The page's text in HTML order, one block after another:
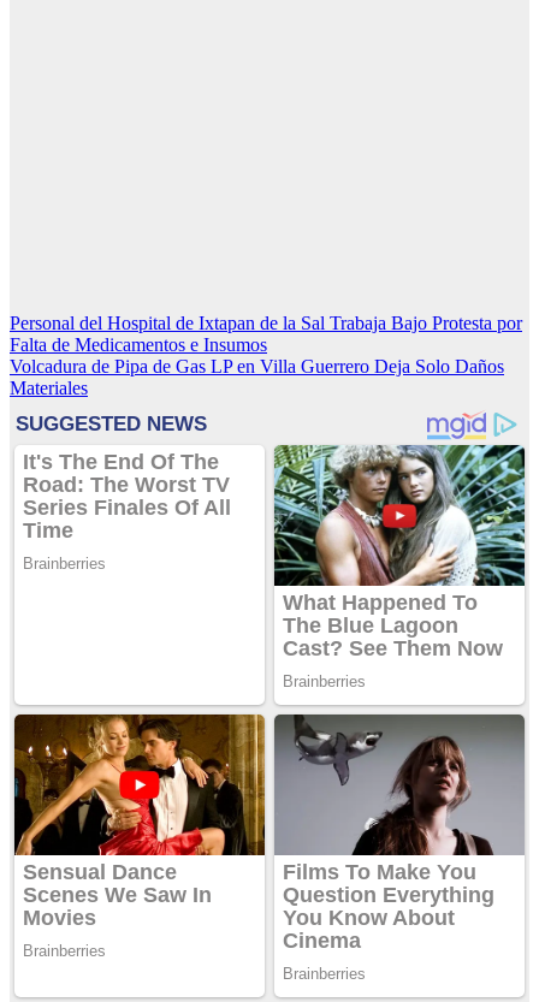
Navegación
de
entradas
Personal del Hospital de Ixtapan de la Sal Trabaja Bajo Protesta por
Falta de Medicamentos e Insumos
Volcadura de Pipa de Gas LP en Villa Guerrero Deja Solo Daños
Materiales